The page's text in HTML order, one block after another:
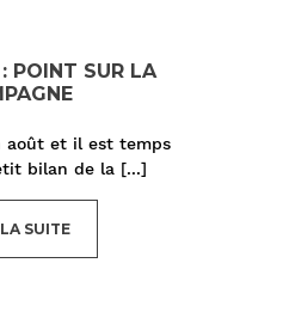
POINT SUR LA
août et il est temps
bilan de la [...]
SUITE